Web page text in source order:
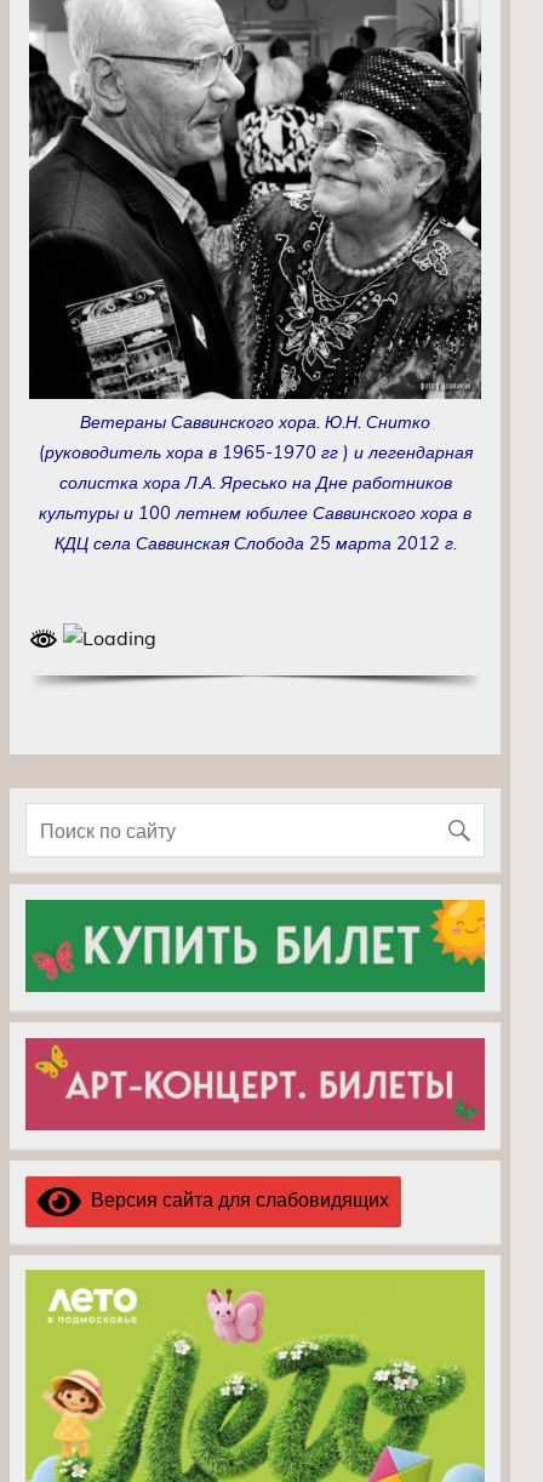
Ветераны Саввинского хора. Ю.Н. Снитко
(руководитель хора в 1965-1970 гг ) и легендарная
солистка хора Л.А. Яресько на Дне работников
культуры и 100 летнем юбилее Саввинского хора в
КДЦ села Саввинская Слобода 25 марта 2012 г.
Версия сайта для слабовидящих